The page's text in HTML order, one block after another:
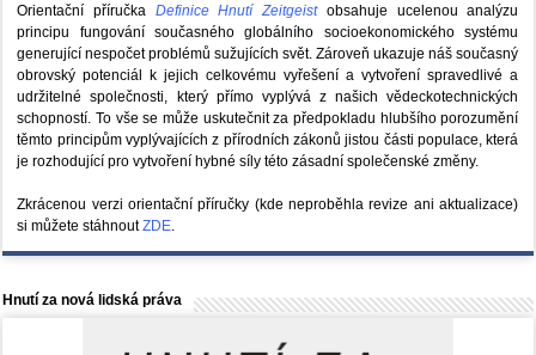
Orientační příručka Definice Hnutí Zeitgeistobsahuje ucelenou analýzu
principu fungování současného globálního socioekonomického systému
generující nespočet problémů sužujících svět. Zároveň ukazuje náš současný
obrovský potenciál k jejich celkovému vyřešení a vytvoření spravedlivé a
udržitelné společnosti, který přímo vyplývá z našich vědeckotechnických
schopností. To vše se může uskutečnit za předpokladu hlubšího porozumění
těmto principům vyplývajících z přírodních zákonů jistou části populace, která
je rozhodující pro vytvoření hybné síly této zásadní společenské změny.
Zkrácenou verzi orientační příručky (kde neproběhla revize ani aktualizace)
si můžete stáhnoutZDE.
Hnutí za nová lidská práva